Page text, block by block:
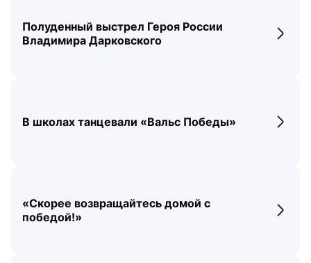
Полуденный выстрел Героя России
Владимира Дарковского
В школах танцевали «Вальс Победы»
«Скорее возвращайтесь домой с
победой!»